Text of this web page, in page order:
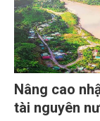
Nâng cao
tài nguyên